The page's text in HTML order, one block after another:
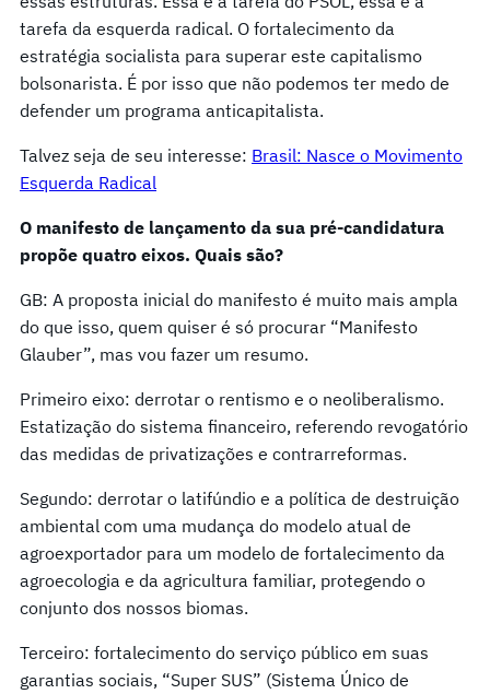
tarefa da esquerda radical. O fortalecimento da
estratégia socialista para superar este capitalismo
bolsonarista. É por isso que não podemos ter medo de
defender um programa anticapitalista.
Talvez seja de seu interesse: Brasil: Nasce o Movimento
Esquerda Radical
O manifesto de lançamento da sua pré-candidatura
propõe quatro eixos. Quais são?
GB: A proposta inicial do manifesto é muito mais ampla
do que isso, quem quiser é só procurar “Manifesto
Glauber”, mas vou fazer um resumo.
Primeiro eixo: derrotar o rentismo e o neoliberalismo.
Estatização do sistema financeiro, referendo revogatório
das medidas de privatizações e contrarreformas.
Segundo: derrotar o latifúndio e a política de destruição
ambiental com uma mudança do modelo atual de
agroexportador para um modelo de fortalecimento da
agroecologia e da agricultura familiar, protegendo o
conjunto dos nossos biomas.
Terceiro: fortalecimento do serviço público em suas
garantias sociais, “Super SUS” (Sistema Único de